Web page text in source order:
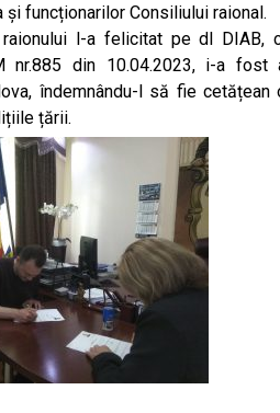
și funcționarilor Consiliului raional.
raionului l-a felicitat pe dl DIAB,
nr.885 din 10.04.2023, i-a fost
îndemnându-l să fie
țării.